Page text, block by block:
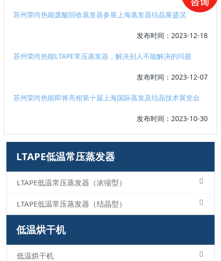
苏州荣尚热能废酸回收蒸发器参展上海蒸发器结晶展盛况
发布时间：2023-12-18
苏州荣尚热能LTAPE常压蒸发器，解决别人不能解决的问题
发布时间：2023-12-07
苏州荣尚热能即将亮相第十届上海国际蒸发及结晶技术展览会
发布时间：2023-10-30
LTAPE低温常压蒸发器
LTAPE低温常压蒸发器（浓缩型）
LTAPE低温常压蒸发器（结晶型）
低温烘干机
低温烘干机